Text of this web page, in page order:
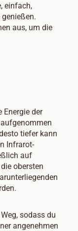
einfach,
aus, um die
Energie der
tiefer kann
Infrarot-
auf
obersten
sodass du
angenehmen